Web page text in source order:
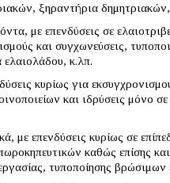
ξηραντήρια
με επενδύσεις σε
και συγχωνεύσεις,
ελαιολάδου, κ.λπ.
κυρίως για
και ιδρύσεις μόνο σε
με επενδύσεις κυρίως σε
καθώς επίσης
τυποποίησης βρώσιμων